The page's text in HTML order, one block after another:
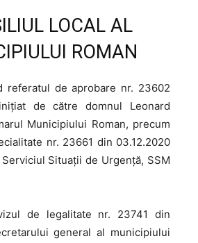
LOCAL AL
ROMAN
referatul de aprobare nr. 23602
de către domnul Leonard
Municipiului Roman, precum
nr. 23661 din 03.12.2020
Situaţii de Urgenţă, SSM
de legalitate nr. 23741 din
general al municipiului